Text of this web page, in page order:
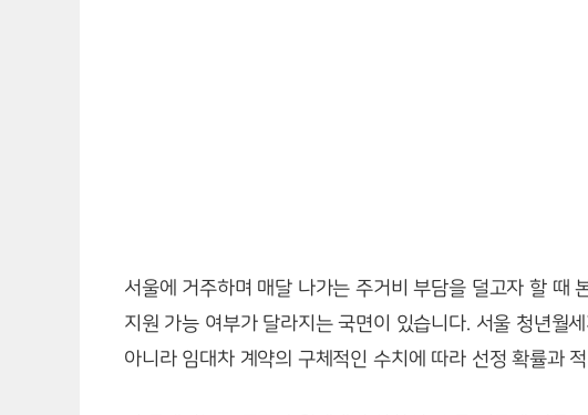
서울에 거주하며 매달 나가는 주거비 부담을 덜고자 할 때
지원 가능 여부가 달라지는 국면이 있습니다. 서울 청년월
아니라 임대차 계약의 구체적인 수치에 따라 선정 확률과